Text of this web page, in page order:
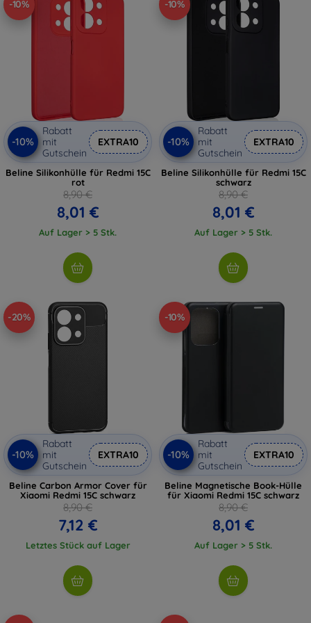
-10%
-10%
Rabatt
mit
Gutschein
EXTRA10
Beline Silikonhülle für Redmi 15C
rot
8,90 €
8,01 €
Auf Lager > 5 Stk.
-10%
-10%
Rabatt
mit
Gutschein
EXTRA10
Beline Silikonhülle für Redmi 15C
schwarz
8,90 €
8,01 €
Auf Lager > 5 Stk.
-20%
-10%
Rabatt
mit
Gutschein
EXTRA10
Beline Carbon Armor Cover für
Xiaomi Redmi 15C schwarz
8,90 €
7,12 €
Letztes Stück auf Lager
-10%
-10%
Rabatt
mit
Gutschein
EXTRA10
Beline Magnetische Book-Hülle
für Xiaomi Redmi 15C schwarz
8,90 €
8,01 €
Auf Lager > 5 Stk.